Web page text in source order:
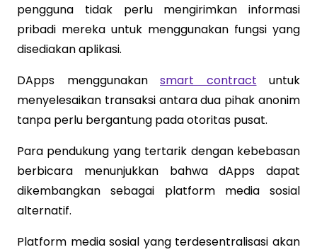
pengguna tidak perlu mengirimkan informasi
pribadi mereka untuk menggunakan fungsi yang
disediakan aplikasi.
DApps menggunakan smart contract untuk
menyelesaikan transaksi antara dua pihak anonim
tanpa perlu bergantung pada otoritas pusat.
Para pendukung yang tertarik dengan kebebasan
berbicara menunjukkan bahwa dApps dapat
dikembangkan sebagai platform media sosial
alternatif.
Platform media sosial yang terdesentralisasi akan